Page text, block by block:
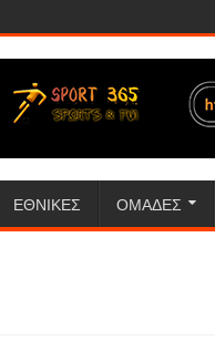
ΕΘΝΙΚΕΣ ΟΜΑΔΕΣ